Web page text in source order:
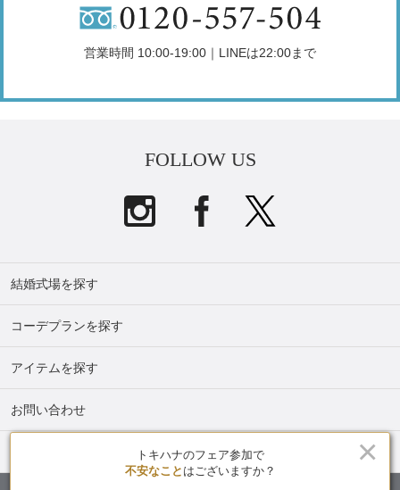
×
トキハナのフェア参加で
不安なこと はございますか？
営業時間 10:00-19:00｜LINEは22:00まで
FOLLOW US
結婚式場を探す
コーデプランを探す
アイテムを探す
お問い合わせ